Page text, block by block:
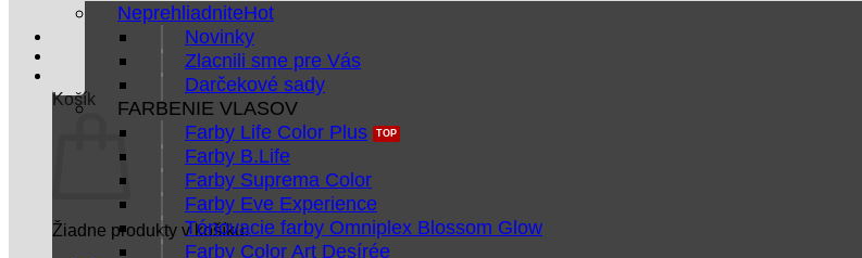
Košík
Žiadne produkty v košíku.
Neprehliadnite
Novinky
Zlacnili sme pre Vás
Darčekové sady
FARBENIE VLASOV
Farby Life Color Plus
Farby B.Life
Farby Suprema Color
Farby Eve Experience
Tónovacie farby Omniplex Blossom Glow
Farby Color Art Desírée